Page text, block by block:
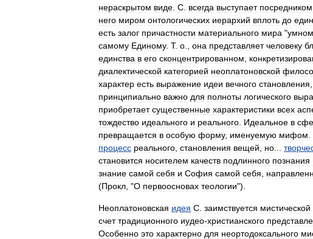
нераскрытом виде С всегда выступает посредником
него миром онтологических иерархий вплоть до
есть залог причастности материального мира "
самому Единому. Т. о она представляет человеку
единства в его сконцентрированном
диалектической категорией неоплатоновской
характер есть выражение идеи вечного становления
принципиально важно для полноты логического
приобретает существенные характеристики всех
тождество идеального и реального Идеальное в
превращается в особую форму, именуемую мифом
процесс реального становления вещей но
становится носителем качеств подлинного познания
знание самой себя и София самой себя
(Прокл , "О первоосновах теологии").
Неоплатоновская идея С заимствуется мистической
счет традиционного иудео-христианского
Особенно это характерно для неортодоксального